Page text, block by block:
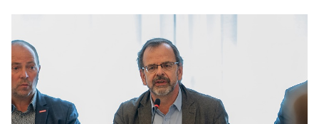
CDU Brandenburg
CDU Potsdam